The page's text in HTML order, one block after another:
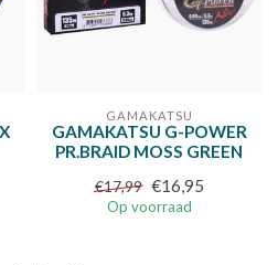
GAMAKATSU
GAMAKATSU G-POWER
PR.BRAID MOSS GREEN
€17,99 €16,95
Op voorraad